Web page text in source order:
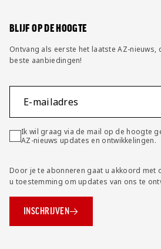
BLIJF OP DE HOOGTE
Ontvang als eerste het laatste AZ-nieuws,
beste aanbiedingen!
E-mailadres
Ik wil graag via de mail op de hoogte
AZ-nieuws updates en ontwikkelingen.
Door je te abonneren gaat u akkoord met
u toestemming om updates van ons te
INSCHRIJVEN